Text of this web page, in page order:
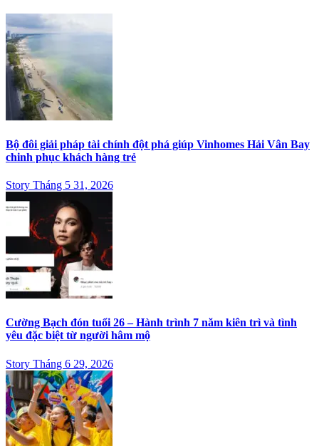
Bộ đôi giải pháp tài chính đột phá giúp Vinhomes Hải Vân Bay
chinh phục khách hàng trẻ
Story Tháng 5 31, 2026
Cường Bạch đón tuổi 26 – Hành trình 7 năm kiên trì và tình
yêu đặc biệt từ người hâm mộ
Story Tháng 6 29, 2026